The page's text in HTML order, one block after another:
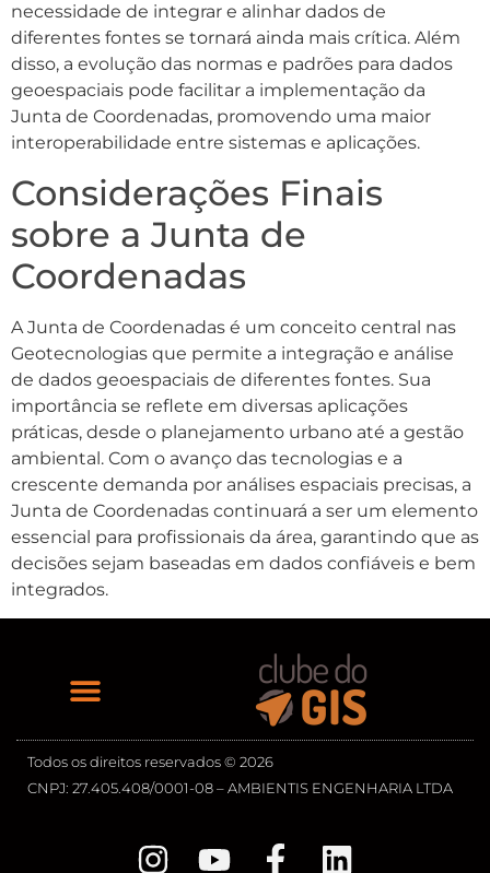
necessidade de integrar e alinhar dados de
diferentes fontes se tornará ainda mais crítica. Além
disso, a evolução das normas e padrões para dados
geoespaciais pode facilitar a implementação da
Junta de Coordenadas, promovendo uma maior
interoperabilidade entre sistemas e aplicações.
Considerações Finais
sobre a Junta de
Coordenadas
A Junta de Coordenadas é um conceito central nas
Geotecnologias que permite a integração e análise
de dados geoespaciais de diferentes fontes. Sua
importância se reflete em diversas aplicações
práticas, desde o planejamento urbano até a gestão
ambiental. Com o avanço das tecnologias e a
crescente demanda por análises espaciais precisas, a
Junta de Coordenadas continuará a ser um elemento
essencial para profissionais da área, garantindo que as
decisões sejam baseadas em dados confiáveis e bem
integrados.
Todos os direitos reservados © 2026
CNPJ: 27.405.408/0001-08 – AMBIENTIS ENGENHARIA LTDA